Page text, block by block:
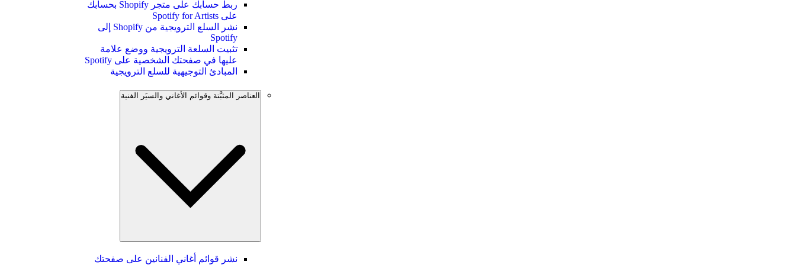
ربط حسابك على متجر Shopify بحسابك
على Spotify for Artists
نشر السلع الترويجية من Shopify إلى
Spotify
تثبيت السلعة الترويجية ووضع علامة
عليها في صفحتك الشخصية على Spotify
المبادئ التوجيهية للسلع الترويجية
العناصر المثبَّتة وقوائم الأغاني والسيَر الفنية
نشر قوائم أغاني الفنانين على صفحتك